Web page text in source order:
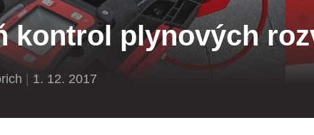
kontrol plynových
1. 12. 2017